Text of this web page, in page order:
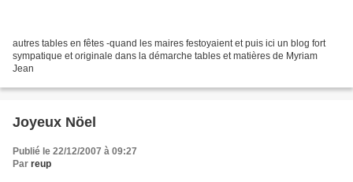
autres tables en fêtes -quand les maires festoyaient et puis ici un blog fort
sympatique et originale dans la démarche tables et matières de Myriam
Jean
Joyeux Nöel
Publié le 22/12/2007 à 09:27
Par reup